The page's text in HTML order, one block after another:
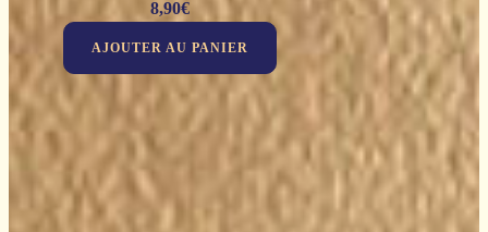
8,90€
AJOUTER AU PANIER